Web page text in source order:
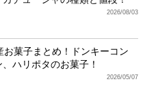
2026/08/03
お菓子まとめ！ドンキーコン
ハリポタのお菓子！
2026/05/07